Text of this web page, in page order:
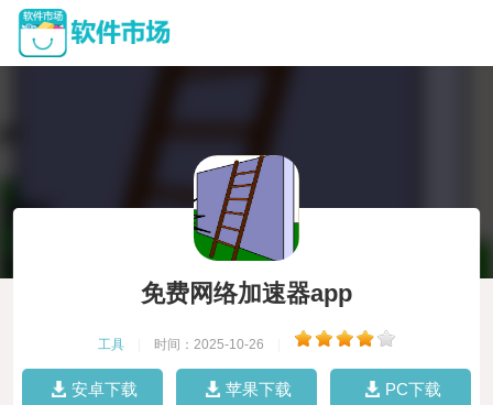
免费网络加速器app
工具 时间：2025-10-26
安卓下载 苹果下载 PC下载